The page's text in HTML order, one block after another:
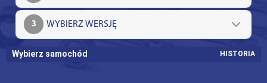
3
Wybierz samochód HISTORIA